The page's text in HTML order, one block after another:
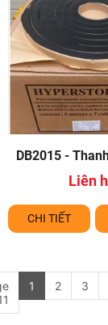
DB2015 -
Liên
CHI TIẾT
1 2 3